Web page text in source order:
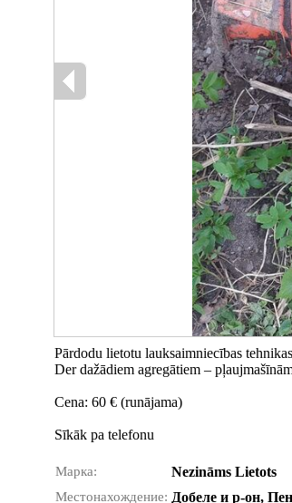
Pārdodu lietotu lauksaimniecības
Der dažādiem agregātiem –
Cena: 60 € (runājama)
Sīkāk pa telefonu
Марка: Nezināms Lietots
Местонахождение: Добеле и р-он,